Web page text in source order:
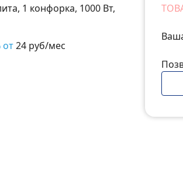
1 конфорка, 1000 Вт,
от24 руб/мес